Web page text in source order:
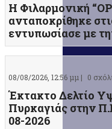
Η Φιλαρμονική
ανταποκρίθηκε
εντυπωσίασε με
08/08/2026, 12:56 μμ | 0
Έκτακτο Δελτίο
Πυρκαγιάς στην
08-2026